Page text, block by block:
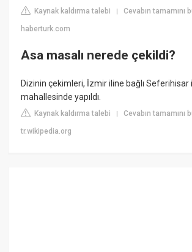
Kaynak kaldırma talebi |Cevabın tamamını
haberturk.com
Asa masalı nerede çekildi?
Dizinin çekimleri, İzmir iline bağlı Seferihisar
mahallesinde yapıldı.
Kaynak kaldırma talebi |Cevabın tamamını
tr.wikipedia.org